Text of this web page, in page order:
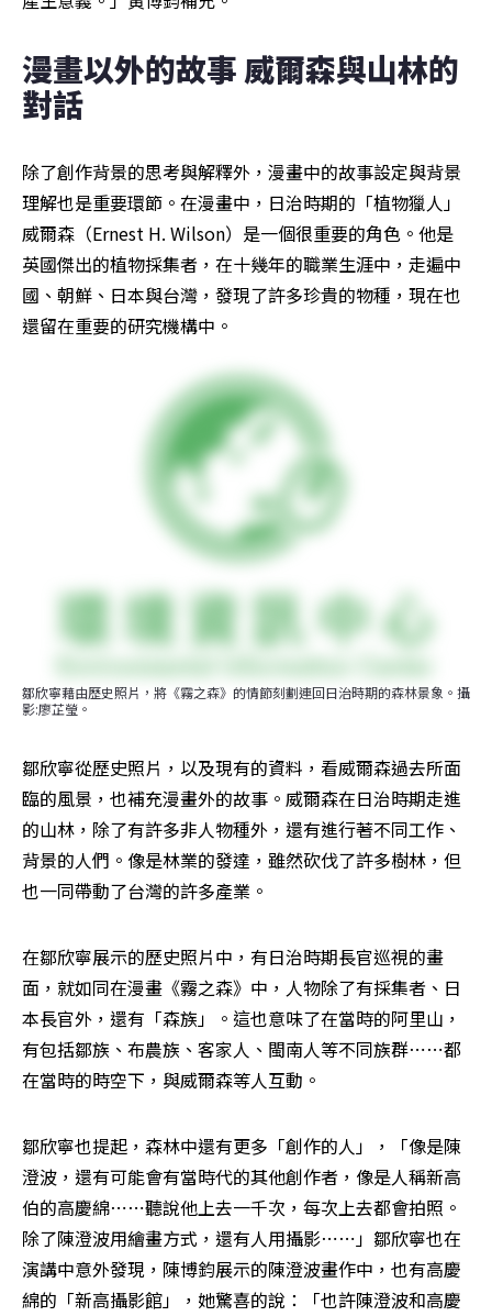
漫畫以外的故事 威爾森與山林的
對話
除了創作背景的思考與解釋外，漫畫中的故事設定與背景
理解也是重要環節。在漫畫中，日治時期的「植物獵人」
威爾森（Ernest H. Wilson）是一個很重要的角色。他是
英國傑出的植物採集者，在十幾年的職業生涯中，走遍中
國、朝鮮、日本與台灣，發現了許多珍貴的物種，現在也
還留在重要的研究機構中。
鄒欣寧藉由歷史照片，將《霧之森》的情節刻劃連回日治時期的森林景象。攝
影:廖芷瑩。
鄒欣寧從歷史照片，以及現有的資料，看威爾森過去所面
臨的風景，也補充漫畫外的故事。威爾森在日治時期走進
的山林，除了有許多非人物種外，還有進行著不同工作、
背景的人們。像是林業的發達，雖然砍伐了許多樹林，但
也一同帶動了台灣的許多產業。
在鄒欣寧展示的歷史照片中，有日治時期長官巡視的畫
面，就如同在漫畫《霧之森》中，人物除了有採集者、日
本長官外，還有「森族」。這也意味了在當時的阿里山，
有包括鄒族、布農族、客家人、閩南人等不同族群⋯⋯都
在當時的時空下，與威爾森等人互動。
鄒欣寧也提起，森林中還有更多「創作的人」，「像是陳
澄波，還有可能會有當時代的其他創作者，像是人稱新高
伯的高慶綿⋯⋯聽說他上去一千次，每次上去都會拍照。
除了陳澄波用繪畫方式，還有人用攝影⋯⋯」鄒欣寧也在
演講中意外發現，陳博鈞展示的陳澄波畫作中，也有高慶
綿的「新高攝影館」，她驚喜的說：「也許陳澄波和高慶